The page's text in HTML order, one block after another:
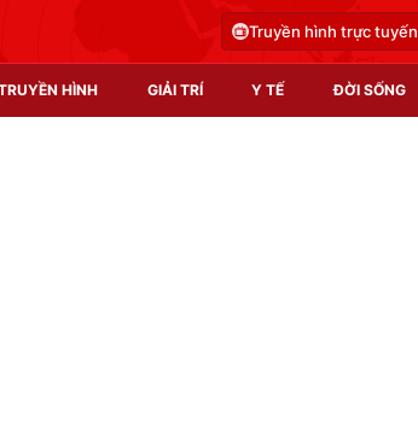
Truyền hình trực tuyến
HÌNH GIẢI TRÍ Y TẾ ĐỜI SỐNG